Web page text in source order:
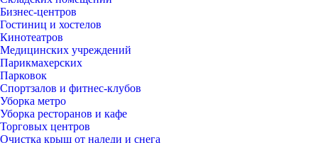
Бизнес-центров
Гостиниц и хостелов
Кинотеатров
Медицинских учреждений
Парикмахерских
Парковок
Спортзалов и фитнес-клубов
Уборка метро
Уборка ресторанов и кафе
Торговых центров
Очистка крыш от наледи и снега